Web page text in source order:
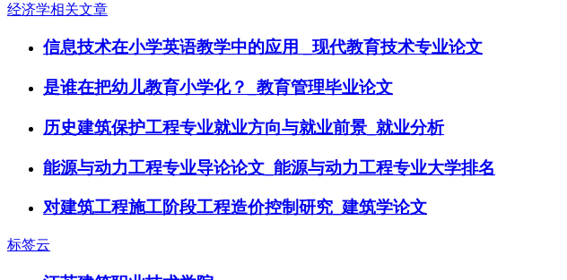
经济学相关文章
信息技术在小学英语教学中的应用 _现代教育技术专业论文
是谁在把幼儿教育小学化？_教育管理毕业论文
历史建筑保护工程专业就业方向与就业前景_就业分析
能源与动力工程专业导论论文_能源与动力工程专业大学排名
对建筑工程施工阶段工程造价控制研究_建筑学论文
标签云